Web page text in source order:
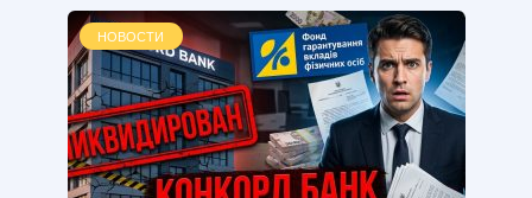
НОВОСТИ